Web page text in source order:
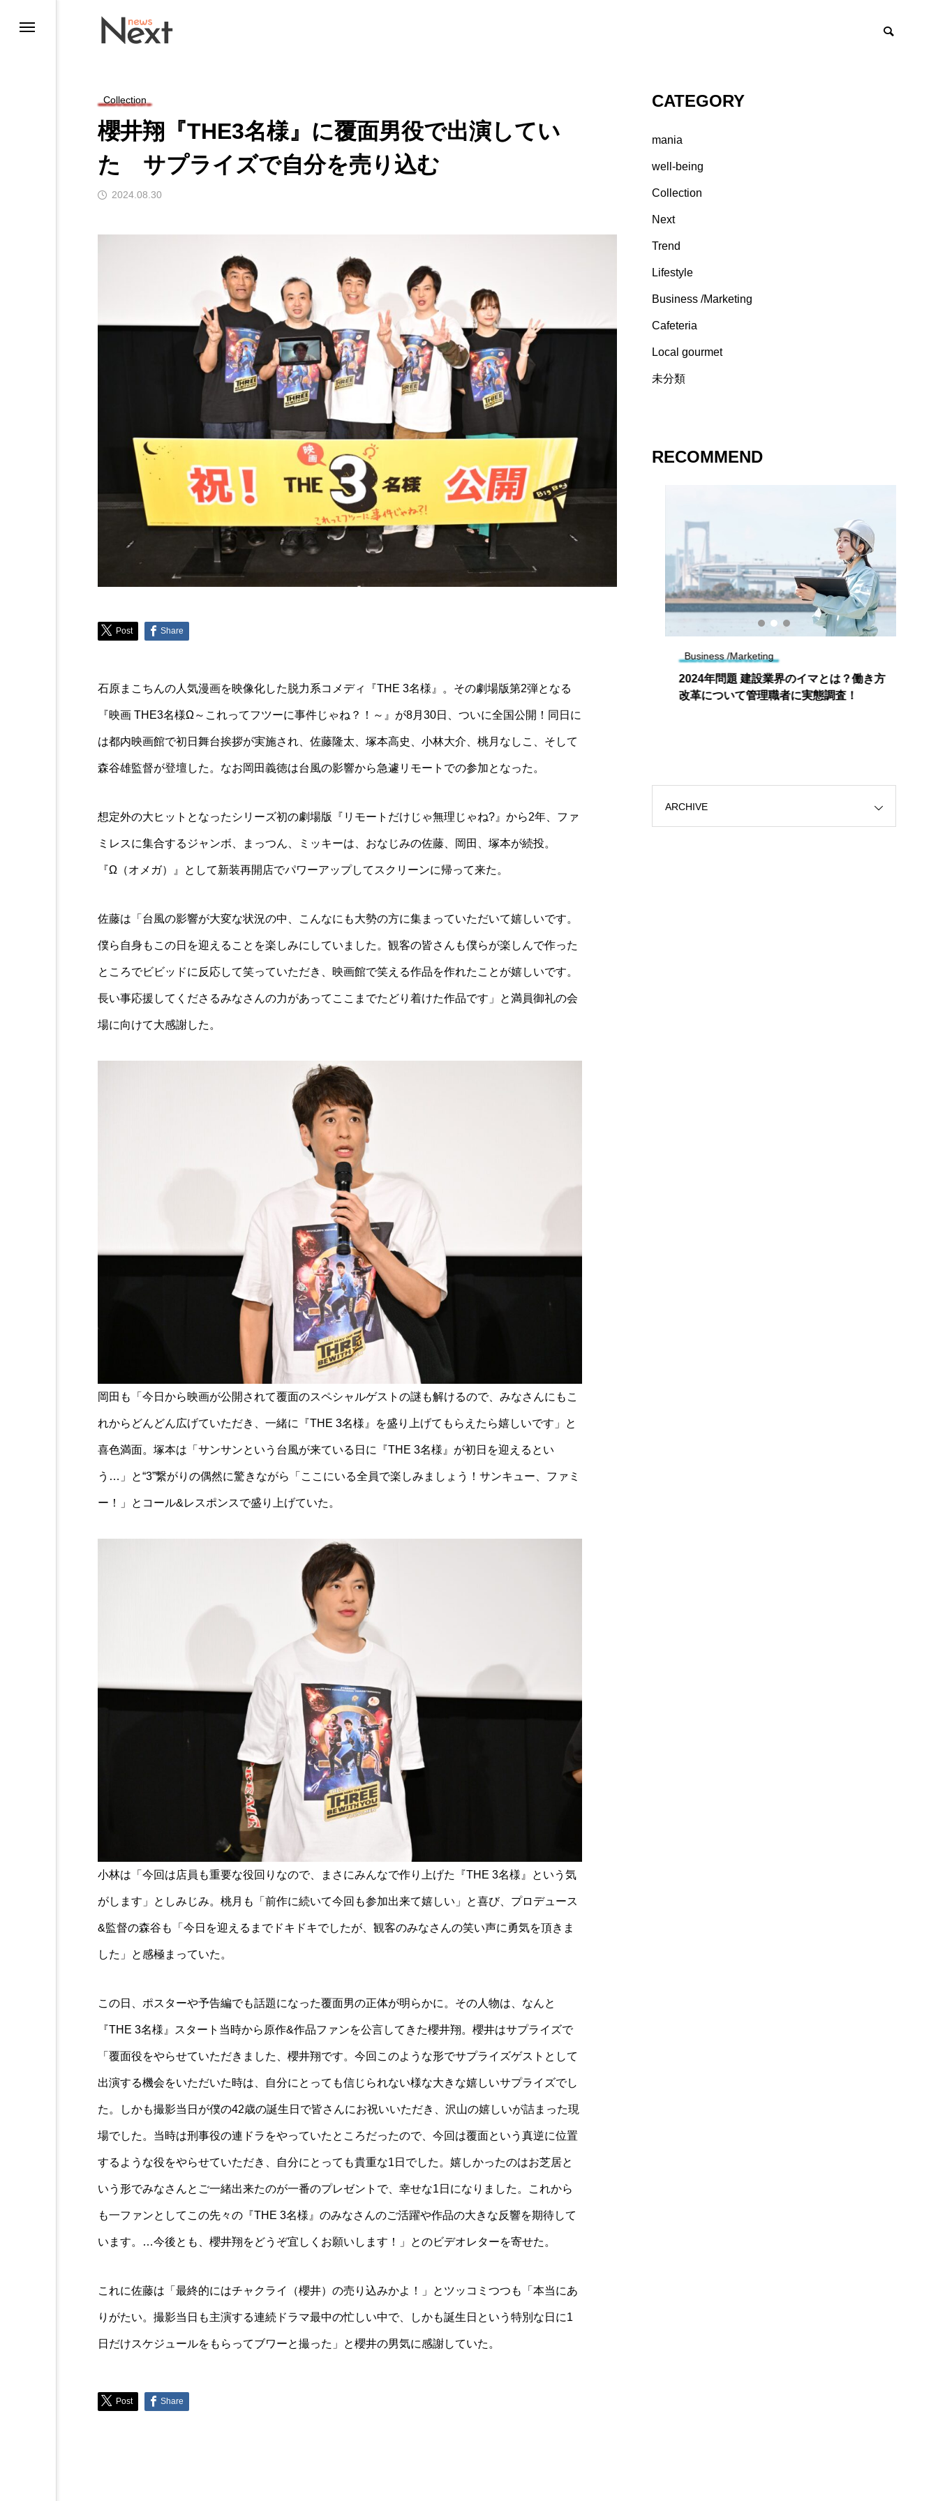
Collection
櫻井翔『THE3名様』に覆面男役で出演してい
た サプライズで自分を売り込む
2024.08.30
Post Share
石原まこちんの人気漫画を映像化した脱力系コメディ『THE 3名様』。その劇場版第2弾となる
『映画 THE3名様Ω～これってフツーに事件じゃね？！～』が8月30日、ついに全国公開！同日に
は都内映画館で初日舞台挨拶が実施され、佐藤隆太、塚本高史、小林大介、桃月なしこ、そして
森谷雄監督が登壇した。なお岡田義徳は台風の影響から急遽リモートでの参加となった。
想定外の大ヒットとなったシリーズ初の劇場版『リモートだけじゃ無理じゃね?』から2年、ファ
ミレスに集合するジャンボ、まっつん、ミッキーは、おなじみの佐藤、岡田、塚本が続投。
『Ω（オメガ）』として新装再開店でパワーアップしてスクリーンに帰って来た。
佐藤は「台風の影響が大変な状況の中、こんなにも大勢の方に集まっていただいて嬉しいです。
僕ら自身もこの日を迎えることを楽しみにしていました。観客の皆さんも僕らが楽しんで作った
ところでビビッドに反応して笑っていただき、映画館で笑える作品を作れたことが嬉しいです。
長い事応援してくださるみなさんの力があってここまでたどり着けた作品です」と満員御礼の会
場に向けて大感謝した。
岡田も「今日から映画が公開されて覆面のスペシャルゲストの謎も解けるので、みなさんにもこ
れからどんどん広げていただき、一緒に『THE 3名様』を盛り上げてもらえたら嬉しいです」と
喜色満面。塚本は「サンサンという台風が来ている日に『THE 3名様』が初日を迎えるとい
う…」と“3”繋がりの偶然に驚きながら「ここにいる全員で楽しみましょう！サンキュー、ファミ
ー！」とコール&レスポンスで盛り上げていた。
小林は「今回は店員も重要な役回りなので、まさにみんなで作り上げた『THE 3名様』という気
がします」としみじみ。桃月も「前作に続いて今回も参加出来て嬉しい」と喜び、プロデュース
&監督の森谷も「今日を迎えるまでドキドキでしたが、観客のみなさんの笑い声に勇気を頂きま
した」と感極まっていた。
この日、ポスターや予告編でも話題になった覆面男の正体が明らかに。その人物は、なんと
『THE 3名様』スタート当時から原作&作品ファンを公言してきた櫻井翔。櫻井はサプライズで
「覆面役をやらせていただきました、櫻井翔です。今回このような形でサプライズゲストとして
出演する機会をいただいた時は、自分にとっても信じられない様な大きな嬉しいサプライズでし
た。しかも撮影当日が僕の42歳の誕生日で皆さんにお祝いいただき、沢山の嬉しいが詰まった現
場でした。当時は刑事役の連ドラをやっていたところだったので、今回は覆面という真逆に位置
するような役をやらせていただき、自分にとっても貴重な1日でした。嬉しかったのはお芝居と
いう形でみなさんとご一緒出来たのが一番のプレゼントで、幸せな1日になりました。これから
も一ファンとしてこの先々の『THE 3名様』のみなさんのご活躍や作品の大きな反響を期待して
います。…今後とも、櫻井翔をどうぞ宜しくお願いします！」とのビデオレターを寄せた。
これに佐藤は「最終的にはチャクライ（櫻井）の売り込みかよ！」とツッコミつつも「本当にあ
りがたい。撮影当日も主演する連続ドラマ最中の忙しい中で、しかも誕生日という特別な日に1
日だけスケジュールをもらってブワーと撮った」と櫻井の男気に感謝していた。
Post Share
CATEGORY
mania
well-being
Collection
Next
Trend
Lifestyle
Business /Marketing
Cafeteria
Local gourmet
未分類
RECOMMEND
ム 逗子マリーナコラボ企画！オープニング
イベントに冨永愛さん、松本まりかさん、
議』】
Business /Marketing
2024年問題 建設業界のイマとは？働き方
改革について管理職者に実態調査！
ARCHIVE